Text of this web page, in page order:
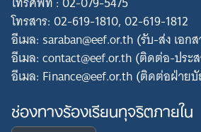
โทรสาร: 02-619-1810, 02-619-1812
อีเมล: saraban@eef.or.th (รับ-ส่ง เอก
อีเมล: contact@eef.or.th (ติดต่อ-ประ
อีเมล: Finance@eef.or.th (ติดต่อฝ่าย
ช่องทางร้องเรียนทุจริตภายใน